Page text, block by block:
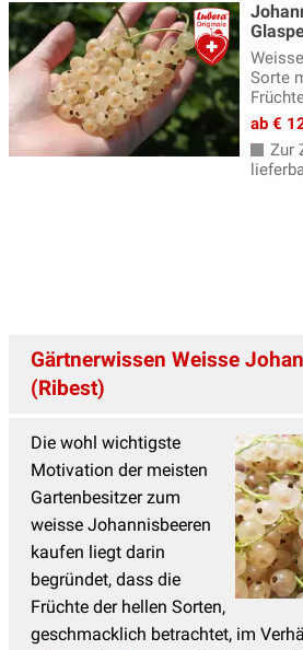
Sorte
ab €
Zur
Gärtnerwissen Weisse
(Ribest)
Die wohl wichtigste
Motivation der meisten
Gartenbesitzer zum
weisse Johannisbeeren
kaufen liegt darin
begründet, dass die
Früchte der hellen Sorten,
geschmacklich betrachtet, im